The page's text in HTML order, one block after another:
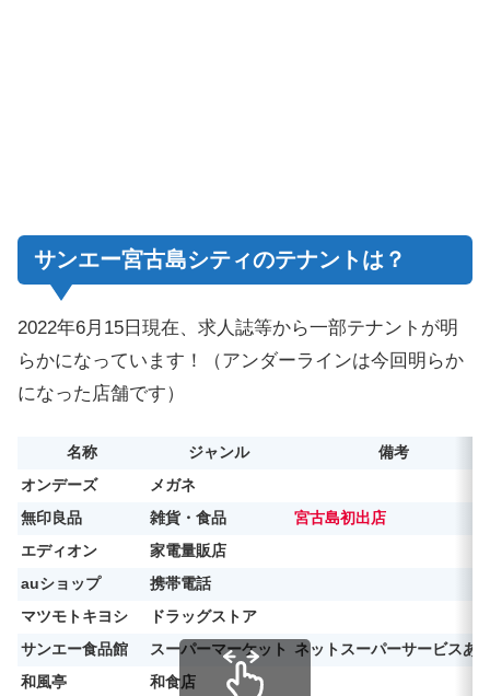
サンエー宮古島シティのテナントは？
2022年6月15日現在、求人誌等から一部テナントが明
らかになっています！（アンダーラインは今回明らか
になった店舗です）
名称 ジャンル
備考
オンデーズ
メガネ
無印良品
雑貨・食品
宮古島初出店
エディオン
家電量販店
auショップ
携帯電話
マツモトキヨシ
ドラッグストア
サンエー食品館
スーパーマーケット
ネットスーパーサービスあ
和風亭
和食店